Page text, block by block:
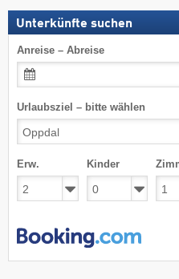
Unterkünfte suchen
Anreise – Abreise
Urlaubsziel – bitte wählen
Erw. Kinder